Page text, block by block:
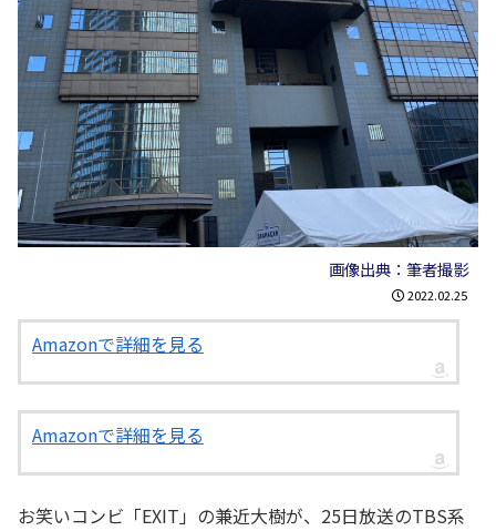
画像出典：筆者撮影
2022.02.25
Amazonで詳細を見る
Amazonで詳細を見る
お笑いコンビ「EXIT」の兼近大樹が、25日放送のTBS系